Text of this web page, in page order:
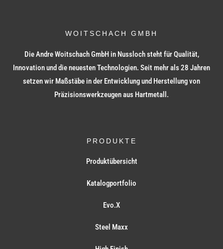
WOITSCHACH GMBH
Die Andre Woitschach GmbH in Nussloch steht für Qualität,
Innovation und die neuesten Technologien. Seit mehr als 28 Jahren
setzen wir Maßstäbe in der Entwicklung und Herstellung von
Präzisionswerkzeugen aus Hartmetall.
PRODUKTE
Produktübersicht
Katalogportfolio
Evo.X
Steel Maxx